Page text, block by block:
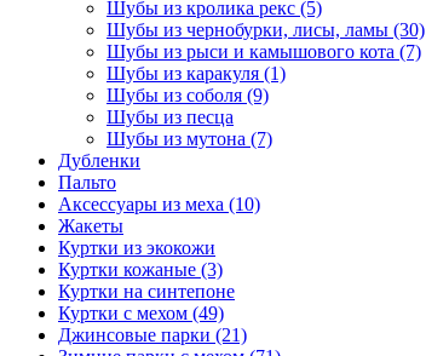
Шубы из кролика рекс (5)
Шубы из чернобурки, лисы, ламы (30)
Шубы из рыси и камышового кота (7)
Шубы из каракуля (1)
Шубы из соболя (9)
Шубы из песца
Шубы из мутона (7)
Дубленки
Пальто
Аксессуары из меха (10)
Жакеты
Куртки из экокожи
Куртки кожаные (3)
Куртки на синтепоне
Куртки с мехом (49)
Джинсовые парки (21)